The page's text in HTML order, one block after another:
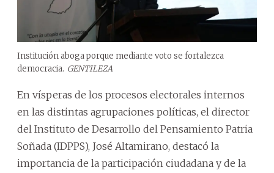
Institución aboga porque mediante voto se fortalezca
democracia. GENTILEZA
En vísperas de los procesos electorales internos
en las distintas agrupaciones políticas, el director
del Instituto de Desarrollo del Pensamiento Patria
Soñada (IDPPS), José Altamirano, destacó la
importancia de la participación ciudadana y de la